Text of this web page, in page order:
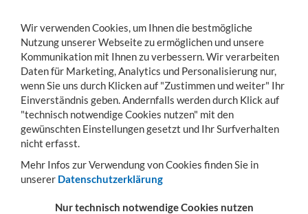
Toggle
navigation
MENÜ KONTO WARENKORB
Sie sind hier: Umwelt Umweltschränke
UMWELTSCHRÄNKE
Umweltschränke für mehr Sicherheit
Wir verwenden Cookies, um Ihnen die bestmögliche
Nutzung unserer Webseite zu ermöglichen und unsere
Kommunikation mit Ihnen zu verbessern. Wir verarbeiten
Daten für Marketing, Analytics und Personalisierung nur,
wenn Sie uns durch Klicken auf "Zustimmen und weiter" Ihr
Einverständnis geben. Andernfalls werden durch Klick auf
"technisch notwendige Cookies nutzen" mit den
gewünschten Einstellungen gesetzt und Ihr Surfverhalten
nicht erfasst.
Mehr Infos zur Verwendung von Cookies finden Sie in
unserer Datenschutzerklärung
Nur technisch notwendige Cookies nutzen